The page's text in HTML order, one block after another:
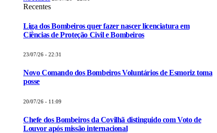
Recentes
Liga dos Bombeiros quer fazer nascer licenciatura em
Ciências de Proteção Civil e Bombeiros
23/07/26 - 22:31
Novo Comando dos Bombeiros Voluntários de Esmoriz toma
posse
20/07/26 - 11:09
Chefe dos Bombeiros da Covilhã distinguido com Voto de
Louvor após missão internacional